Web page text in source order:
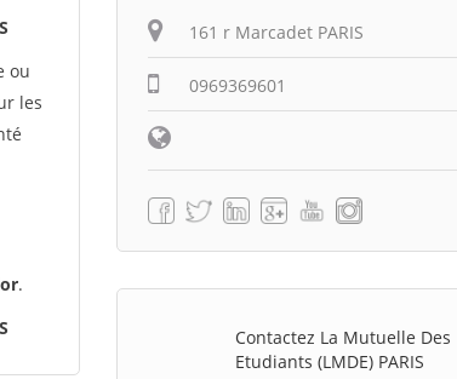
ou
les
.
161 r Marcadet PARIS
0969369601
Contactez La Mutuelle Des
Etudiants (LMDE) PARIS